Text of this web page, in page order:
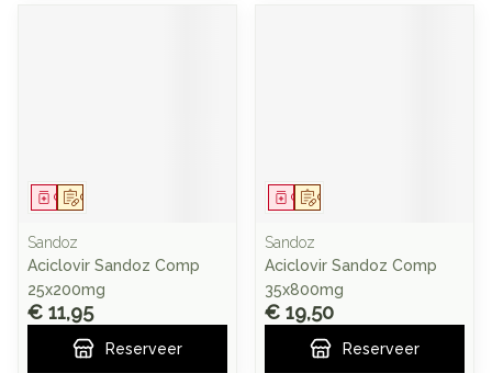
Op voorschrift
Geneesmiddel
Sandoz
Aciclovir Sandoz Comp
25x200mg
€ 11,95
Reserveer
Op voorschrift
Geneesmiddel
Sandoz
Aciclovir Sandoz Comp
35x800mg
€ 19,50
Reserveer